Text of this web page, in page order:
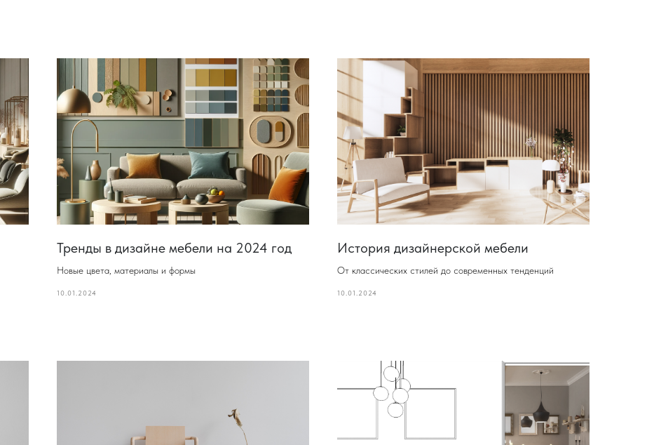
Тренды в дизайне мебели на 2024 год
Новые цвета, материалы и формы
10.01.2024
История дизайнерской мебели
От классических стилей до современных тенденций
10.01.2024